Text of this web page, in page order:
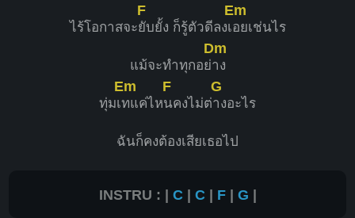
ไร้โอกาสจะ
F
ยับยั้ง ก็รู้ตัวดีลงเ
Em
อยเช่นไร
แม้จะทำทุกอย่
Dm
าง
ทุ่มเ
Em
ทแค่ไห
F
นคงไม่ต่
G
างอะไร
ฉันก็คงต้องเสียเธอไป
INSTRU : | C | C | F| G |